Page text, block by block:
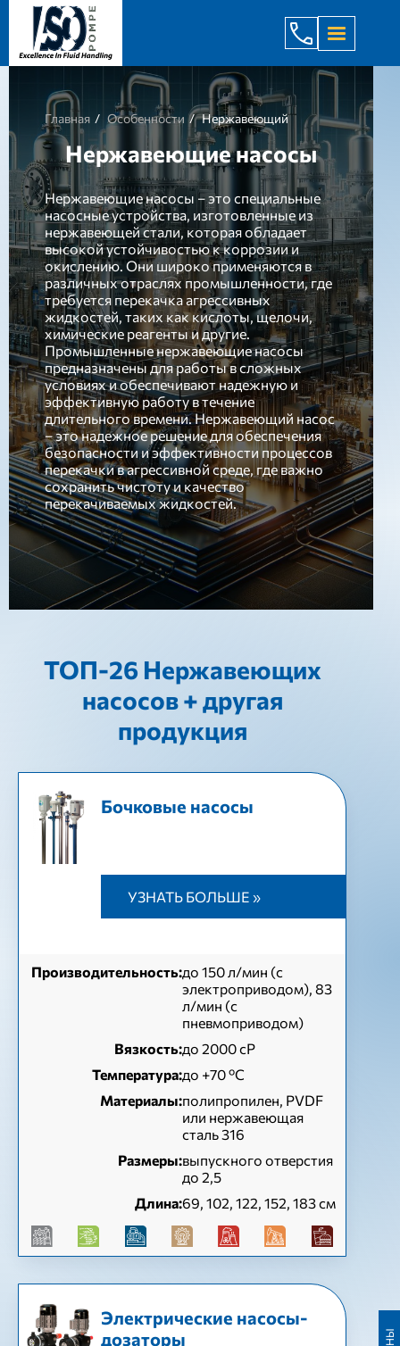
+998 971
Главная Особенности Нержавеющий
Нержавеющие насосы
Нержавеющие насосы – это специальные
насосные устройства, изготовленные из
нержавеющей стали, которая обладает
высокой устойчивостью к коррозии и
окислению. Они широко применяются в
различных отраслях промышленности, где
требуется перекачка агрессивных
жидкостей, таких как кислоты, щелочи,
химические реагенты и другие.
Промышленные нержавеющие насосы
предназначены для работы в сложных
условиях и обеспечивают надежную и
эффективную работу в течение
длительного времени. Нержавеющий насос
– это надежное решение для обеспечения
безопасности и эффективности процессов
перекачки в агрессивной среде, где важно
сохранить чистоту и качество
перекачиваемых жидкостей.
ТОП-26 Нержавеющих
насосов + другая
продукция
Бочковые насосы
УЗНАТЬ БОЛЬШЕ »
Производительность:до 150 л/мин (с
электроприводом), 83
л/мин (с
пневмоприводом)
Вязкость:до 2000 сР
Температура:до +70 ºC
Материалы:полипропилен, PVDF
или нержавеющая
сталь 316
Размеры:выпускного отверстия
до 2,5
Длина:69, 102, 122, 152, 183 см
Электрические насосы-
дозаторы